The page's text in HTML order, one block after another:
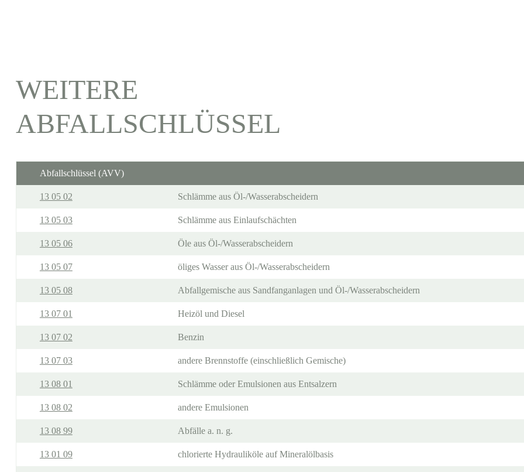
WEITERE
ABFALLSCHLÜSSEL
Abfallschlüssel (AVV)
13 05 02 Schlämme aus Öl-/Wasserabscheidern
13 05 03 Schlämme aus Einlaufschächten
13 05 06 Öle aus Öl-/Wasserabscheidern
13 05 07 öliges Wasser aus Öl-/Wasserabscheidern
13 05 08 Abfallgemische aus Sandfanganlagen und Öl-/Wasserabscheidern
13 07 01 Heizöl und Diesel
13 07 02 Benzin
13 07 03 andere Brennstoffe (einschließlich Gemische)
13 08 01 Schlämme oder Emulsionen aus Entsalzern
13 08 02 andere Emulsionen
13 08 99 Abfälle a. n. g.
13 01 09 chlorierte Hydrauliköle auf Mineralölbasis